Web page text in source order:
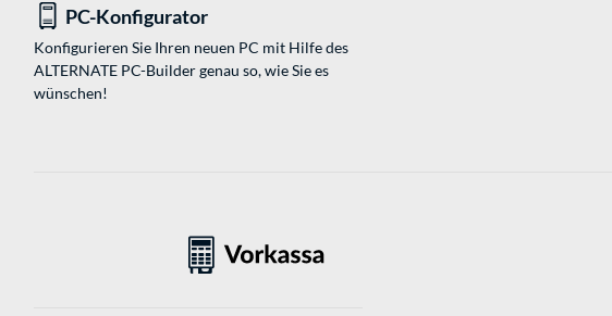
PC-Konfigurator
Konfigurieren Sie Ihren neuen PC mit Hilfe des
ALTERNATE PC-Builder genau so, wie Sie es
wünschen!